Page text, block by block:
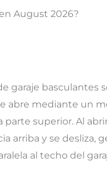
August 2026?
garaje basculantes
abre mediante un
parte superior. Al
arriba y se desliza,
al techo del